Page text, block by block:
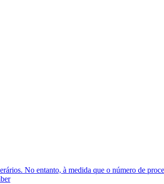
No entanto, à medida que o número de